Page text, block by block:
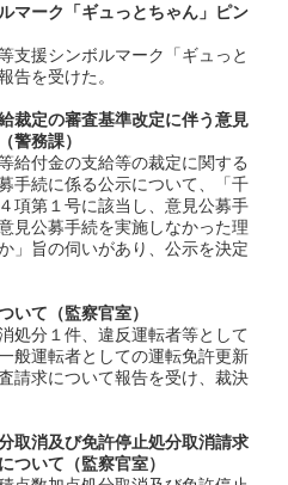
マーク「ギュっとちゃん」ピン
支援シンボルマーク「ギュっと
告を受けた。
裁定の審査基準改定に伴う意見
警務課）
給付金の支給等の裁定に関する
手続に係る公示について、「千
項第１号に該当し、意見公募手
見公募手続を実施しなかった理
」旨の伺いがあり、公示を決定
て（監察官室）
処分１件、違反運転者等として
般運転者としての運転免許更新
請求について報告を受け、裁決
取消及び免許停止処分取消請求
ついて（監察官室）